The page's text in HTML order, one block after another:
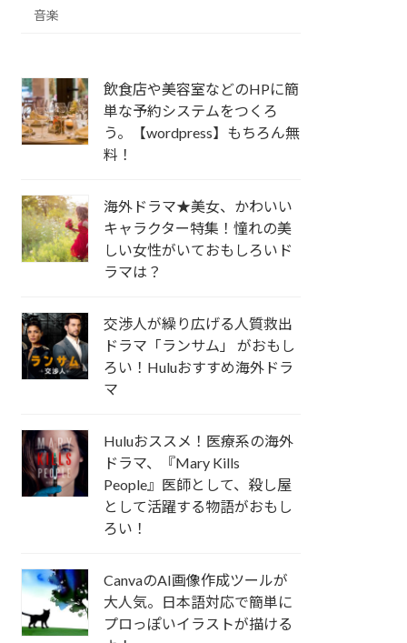
音楽
飲食店や美容室などのHPに簡
単な予約システムをつくろ
う。【wordpress】もちろん無
料！
海外ドラマ★美女、かわいい
キャラクター特集！憧れの美
しい女性がいておもしろいド
ラマは？
交渉人が繰り広げる人質救出
ドラマ「ランサム」 がおもし
ろい！Huluおすすめ海外ドラ
マ
Huluおススメ！医療系の海外
ドラマ、『Mary Kills
People』医師として、殺し屋
として活躍する物語がおもし
ろい！
CanvaのAI画像作成ツールが
大人気。日本語対応で簡単に
プロっぽいイラストが描ける